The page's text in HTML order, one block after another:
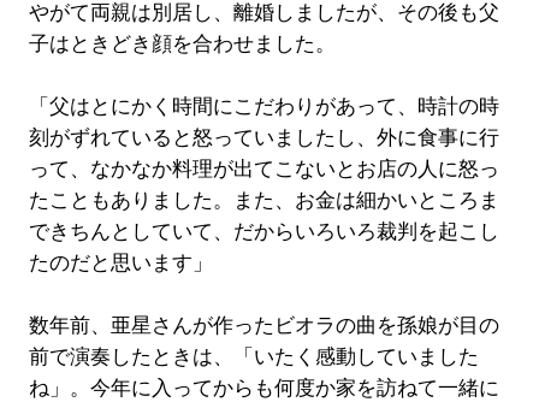
やがて両親は別居し、離婚しましたが、その後も父
子はときどき顔を合わせました。
「父はとにかく時間にこだわりがあって、時計の時
刻がずれていると怒っていましたし、外に食事に行
って、なかなか料理が出てこないとお店の人に怒っ
たこともありました。また、お金は細かいところま
できちんとしていて、だからいろいろ裁判を起こし
たのだと思います」
数年前、亜星さんが作ったビオラの曲を孫娘が目の
前で演奏したときは、「いたく感動していました
ね」。今年に入ってからも何度か家を訪ねて一緒に